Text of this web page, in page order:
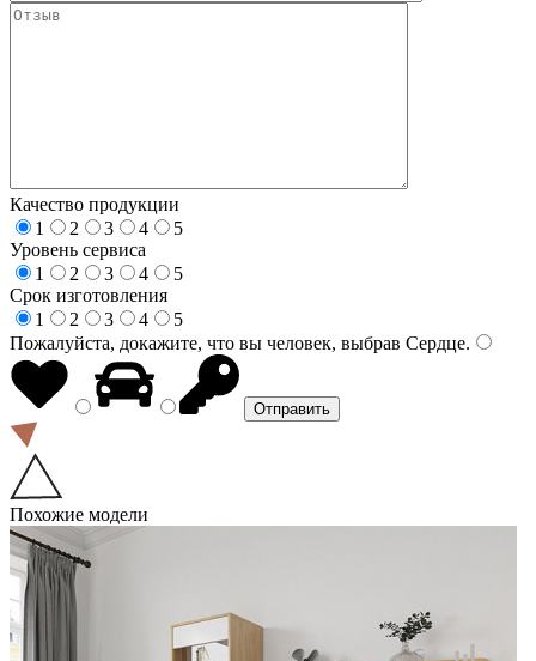
Качество продукции
1
2 3 4
5
Уровень сервиса
1
2 3 4
5
Срок изготовления
1
2 3 4
5
Пожалуйста, докажите, что вы человек, выбрав Сердце.
Похожие модели